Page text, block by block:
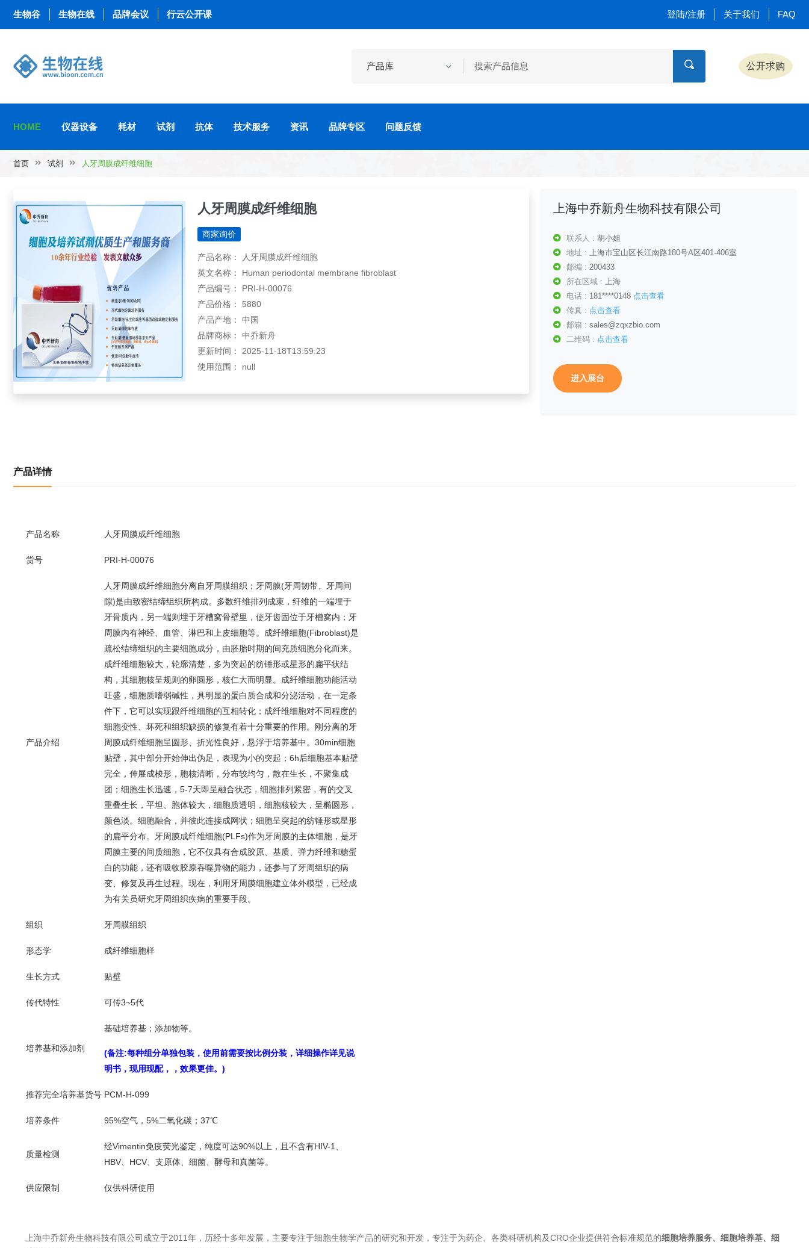
生物谷 生物在线 品牌会议 行云公开课 登陆/注册 关于我们 FAQ
公开求购
HOME 仪器设备 耗材 试剂 抗体 技术服务 资讯 品牌专区 问题反馈
首页 试剂 人牙周膜成纤维细胞
人牙周膜成纤维细胞
商家询价
产品名称： 人牙周膜成纤维细胞
英文名称： Human periodontal membrane fibroblast
产品编号： PRI-H-00076
产品价格： 5880
产品产地： 中国
品牌商标： 中乔新舟
更新时间： 2025-11-18T13:59:23
使用范围： null
上海中乔新舟生物科技有限公司
联系人 : 胡小姐
地址 : 上海市宝山区长江南路180号A区401-406室
邮编 : 200433
所在区域 : 上海
电话 : 181****0148 点击查看
传真 : 点击查看
邮箱 : sales@zqxzbio.com
二维码 : 点击查看
进入展台
产品详情
产品名称 人牙周膜成纤维细胞
货号 PRI-H-00076
产品介绍
人牙周膜成纤维细胞分离自牙周膜组织；牙周膜(牙周韧带、牙周间
隙)是由致密结缔组织所构成。多数纤维排列成束，纤维的一端埋于
牙骨质内，另一端则埋于牙槽窝骨壁里，使牙齿固位于牙槽窝内；牙
周膜内有神经、血管、淋巴和上皮细胞等。成纤维细胞(Fibroblast)是
疏松结缔组织的主要细胞成分，由胚胎时期的间充质细胞分化而来。
成纤维细胞较大，轮廓清楚，多为突起的纺锤形或星形的扁平状结
构，其细胞核呈规则的卵圆形，核仁大而明显。成纤维细胞功能活动
旺盛，细胞质嗜弱碱性，具明显的蛋白质合成和分泌活动，在一定条
件下，它可以实现跟纤维细胞的互相转化；成纤维细胞对不同程度的
细胞变性、坏死和组织缺损的修复有着十分重要的作用。刚分离的牙
周膜成纤维细胞呈圆形、折光性良好，悬浮于培养基中。30min细胞
贴壁，其中部分开始伸出伪足，表现为小的突起；6h后细胞基本贴壁
完全，伸展成梭形，胞核清晰，分布较均匀，散在生长，不聚集成
团；细胞生长迅速，5-7天即呈融合状态，细胞排列紧密，有的交叉
重叠生长，平坦、胞体较大，细胞质透明，细胞核较大，呈椭圆形，
颜色淡。细胞融合，并彼此连接成网状；细胞呈突起的纺锤形或星形
的扁平分布。牙周膜成纤维细胞(PLFs)作为牙周膜的主体细胞，是牙
周膜主要的间质细胞，它不仅具有合成胶原、基质、弹力纤维和糖蛋
白的功能，还有吸收胶原吞噬异物的能力，还参与了牙周组织的病
变、修复及再生过程。现在，利用牙周膜细胞建立体外模型，已经成
为有关员研究牙周组织疾病的重要手段。
组织 牙周膜组织
形态学 成纤维细胞样
生长方式 贴壁
传代特性 可传3~5代
培养基和添加剂
基础培养基；添加物等。
(备注:每种组分单独包装，使用前需要按比例分装，详细操作详见说
明书，现用现配，，效果更佳。)
推荐完全培养基货号 PCM-H-099
培养条件 95%空气，5%二氧化碳；37℃
质量检测
经Vimentin免疫荧光鉴定 ，纯度可达90%以上，且不含有HIV-1、
HBV、HCV、支原体、细菌、酵母和真菌等。
供应限制 仅供科研使用
上海中乔新舟生物科技有限公司成立于2011年，历经十多年发展，主要专注于细胞生物学产品的研究和开发，专注于为药企、各类科研机构及CRO企业提供符合标准规范的细胞培养服务、细胞培养基、细